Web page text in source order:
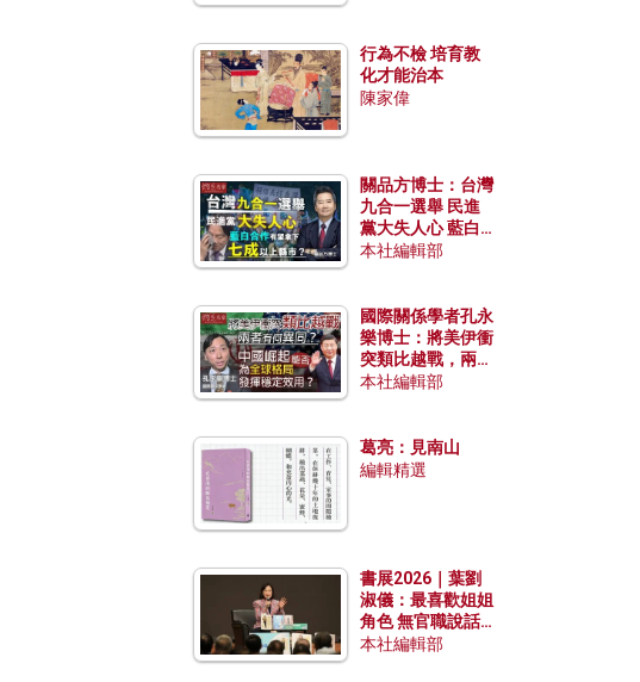
行為不檢 培育教
化才能治本
陳家偉
關品方博士：台灣
九合一選舉 民進
黨大失人心 藍白
合作有望拿下七成
本社編輯部
國際關係學者孔永
樂博士：將美伊衝
突類比越戰，兩者
有何異同？中國崛
本社編輯部
葛亮：見南山
編輯精選
書展2026｜葉劉
淑儀：最喜歡姐姐
角色 無官職說話
包袱少
本社編輯部